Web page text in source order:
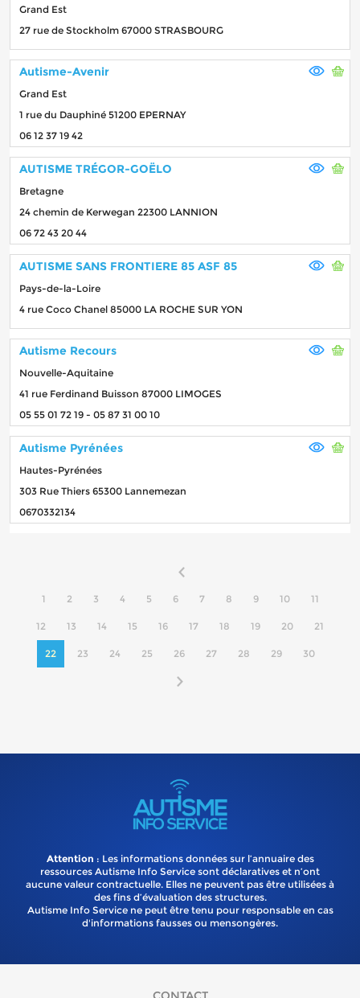
Grand Est
27 rue de Stockholm 67000 STRASBOURG
Autisme-Avenir
Grand Est
1 rue du Dauphiné 51200 EPERNAY
06 12 37 19 42
AUTISME TRÉGOR-GOËLO
Bretagne
24 chemin de Kerwegan 22300 LANNION
06 72 43 20 44
AUTISME SANS FRONTIERE 85 ASF 85
Pays-de-la-Loire
4 rue Coco Chanel 85000 LA ROCHE SUR YON
Autisme Recours
Nouvelle-Aquitaine
41 rue Ferdinand Buisson 87000 LIMOGES
05 55 01 72 19 - 05 87 31 00 10
Autisme Pyrénées
Hautes-Pyrénées
303 Rue Thiers 65300 Lannemezan
0670332134
1 2 3 4 5 6 7 8 9 10 11
12 13 14 15 16 17 18 19 20 21
22 23 24 25 26 27 28 29 30
Attention : Les informations données sur l’annuaire des
ressources Autisme Info Service sont déclaratives et n’ont
aucune valeur contractuelle. Elles ne peuvent pas être utilisées à
des fins d’évaluation des structures.
Autisme Info Service ne peut être tenu pour responsable en cas
d'informations fausses ou mensongères.